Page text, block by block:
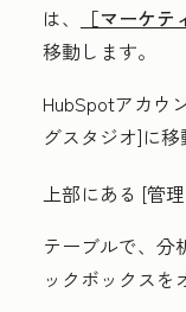
は、
［マーケ
移動します。
HubSpotアカウ
グスタジオ]に移
上部にある [管理
テーブルで、 分
ックボックスを